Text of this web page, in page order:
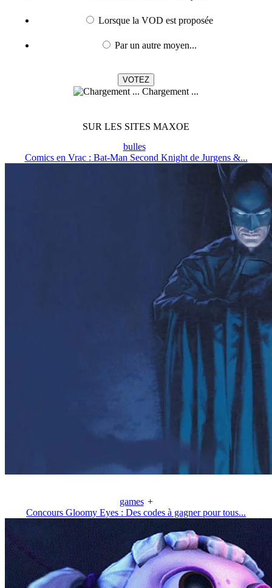
Lorsque la VOD est proposée
Par un autre moyen...
Chargement ...
SUR LES SITES MAXOE
bulles
Comics en Vrac : Bat-Man Second Knight de Jurgens &...
games +
Concours Gloomy Eyes : Des codes à gagner pour tous...